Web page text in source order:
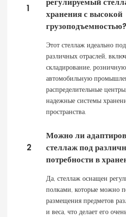
1
хранения с высокой
грузоподъемностью?
Этот стеллаж идеально
различных отраслей,
складирование,
автомобильную
распределительные
надежные системы
пространства.
2
Можно ли
стеллаж под
потребности в
Да, стеллаж оснащен
полками, которые можно
размещения предметов
и веса, что делает его